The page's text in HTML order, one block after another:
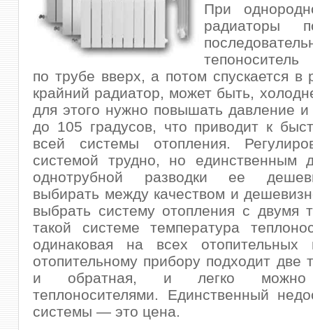
При
радиаторы
тепоноситель
по трубе вверх, а потом спускается в
крайний радиатор, может быть,
для этого нужно повышать давление и
до 105 градусов, что приводит к
всей системы отопления.
системой трудно, но единственным
однотрубной разводки ее
выбирать между качеством и
выбрать систему отопления с двумя
такой системе температура
одинаковая на всех отопительных
отопительному прибору подходит две
и обратная, и легко можно
теплоносителями. Единственный
системы — это цена.